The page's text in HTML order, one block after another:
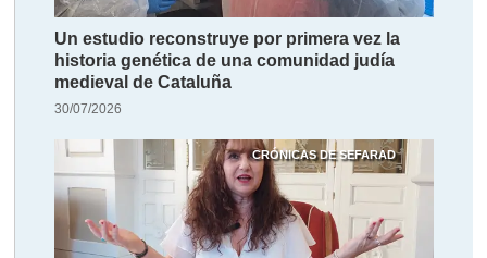
Un estudio reconstruye por primera vez la
historia genética de una comunidad judía
medieval de Cataluña
30/07/2026
CRÓNICAS DE SEFARAD